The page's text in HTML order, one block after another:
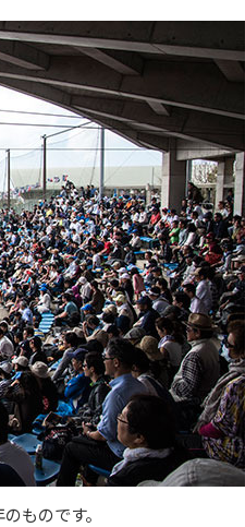
ものです。